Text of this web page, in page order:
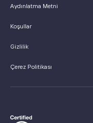
Aydınlatma Metni
Koşullar
Gizlilik
Çerez Politikası